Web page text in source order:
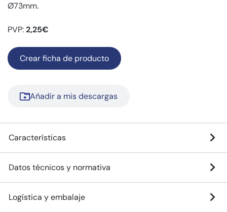
Ø73mm.
PVP:2,25€
Crear ficha de producto
Añadir a mis descargas
Características
Datos técnicos y normativa
Logística y embalaje